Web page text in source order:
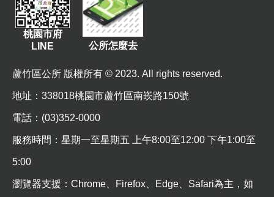
民
資
關
通
錄
相
關
料
桃園市府
LINE
公所怎麼去
蘆竹區公所 版權所有 © 2023. All rights reserved.
地址 ：338018桃園市蘆竹區南崁路150號
電話：(03)352-0000
服務時間：星期一至星期五 上午8:00至12:00 下午1:00至
5:00
瀏覽器支援：Chrome、Firefox、Edge、Safari為主，如